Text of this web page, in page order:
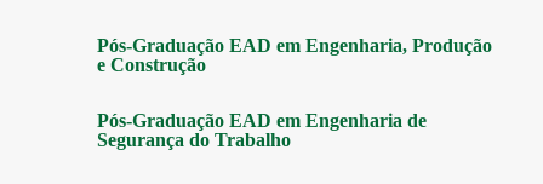
Pós-Graduação EAD em Engenharia, Produção
e Construção
Pós-Graduação EAD em Engenharia de
Segurança do Trabalho